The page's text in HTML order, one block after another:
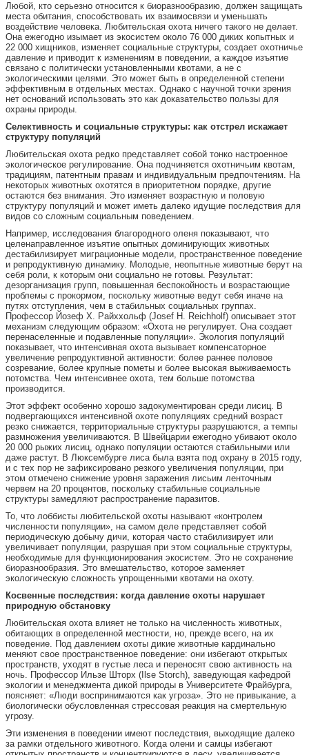
Любой, кто серьезно относится к биоразнообразию, должен защищать
места обитания, способствовать их взаимосвязи и уменьшать
воздействие человека. Любительская охота ничего такого не делает.
Она ежегодно изымает из экосистем около 76 000 диких копытных и
22 000 хищников, изменяет социальные структуры, создает охотничье
давление и приводит к изменениям в поведении, а каждое изъятие
связано с политически установленными квотами, а не с
экологическими целями. Это может быть в определенной степени
эффективным в отдельных местах. Однако с научной точки зрения
нет оснований использовать это как доказательство пользы для
охраны природы.
Селективность и социальные структуры: как отстрел искажает
структуру популяций
Любительская охота редко представляет собой тонко настроенное
экологическое регулирование. Она подчиняется охотничьим квотам,
традициям, патентным правам и индивидуальным предпочтениям. На
некоторых животных охотятся в приоритетном порядке, другие
остаются без внимания. Это изменяет возрастную и половую
структуру популяций и может иметь далеко идущие последствия для
видов со сложным социальным поведением.
Например, исследования благородного оленя показывают, что
целенаправленное изъятие опытных доминирующих животных
дестабилизирует миграционные модели, пространственное поведение
и репродуктивную динамику. Молодые, неопытные животные берут на
себя роли, к которым они социально не готовы. Результат:
дезорганизация групп, повышенная беспокойность и возрастающие
проблемы с прокормом, поскольку животные ведут себя иначе на
путях отступления, чем в стабильных социальных группах.
Профессор Йозеф Х. Райххольф (Josef H. Reichholf) описывает этот
механизм следующим образом: «Охота не регулирует. Она создает
перенаселенные и подавленные популяции». Экология популяций
показывает, что интенсивная охота вызывает компенсаторное
увеличение репродуктивной активности: более раннее половое
созревание, более крупные пометы и более высокая выживаемость
потомства. Чем интенсивнее охота, тем больше потомства
производится.
Этот эффект особенно хорошо задокументирован среди лисиц. В
подвергающихся интенсивной охоте популяциях средний возраст
резко снижается, территориальные структуры разрушаются, а темпы
размножения увеличиваются. В Швейцарии ежегодно убивают около
20 000 рыжих лисиц, однако популяции остаются стабильными или
даже растут. В Люксембурге лиса была взята под охрану в 2015 году,
и с тех пор не зафиксировано резкого увеличения популяции, при
этом отмечено снижение уровня заражения лисьим ленточным
червем на 20 процентов, поскольку стабильные социальные
структуры замедляют распространение паразитов.
То, что лоббисты любительской охоты называют «контролем
численности популяции», на самом деле представляет собой
периодическую добычу дичи, которая часто стабилизирует или
увеличивает популяции, разрушая при этом социальные структуры,
необходимые для функционирования экосистем. Это не сохранение
биоразнообразия. Это вмешательство, которое заменяет
экологическую сложность упрощенными квотами на охоту.
Косвенные последствия: когда давление охоты нарушает
природную обстановку
Любительская охота влияет не только на численность животных,
обитающих в определенной местности, но, прежде всего, на их
поведение. Под давлением охоты дикие животные кардинально
меняют свое пространственное поведение: они избегают открытых
пространств, уходят в густые леса и переносят свою активность на
ночь. Профессор Ильзе Шторх (Ilse Storch), заведующая кафедрой
экологии и менеджмента дикой природы в Университете Фрайбурга,
поясняет: «Люди воспринимаются как угроза». Это не привыкание, а
биологически обусловленная стрессовая реакция на смертельную
угрозу.
Эти изменения в поведении имеют последствия, выходящие далеко
за рамки отдельного животного. Когда олени и самцы избегают